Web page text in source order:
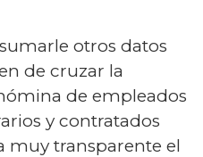
otros datos
de cruzar la
de empleados
y contratados
muy transparente el